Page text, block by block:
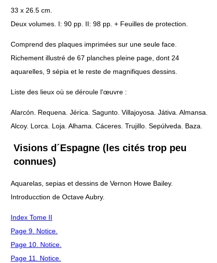
33 x 26.5 cm.
Deux volumes. I: 90 pp. II: 98 pp. + Feuilles de protection.
Comprend des plaques imprimées sur une seule face.
Richement illustré de 67 planches pleine page, dont 24
aquarelles, 9 sépia et le reste de magnifiques dessins.
Liste des lieux où se déroule l'œuvre :
Alarcón. Requena. Jérica. Sagunto. Villajoyosa. Játiva. Almansa.
Alcoy. Lorca. Loja. Alhama. Cáceres. Trujillo. Sepúlveda. Baza.
Visions d´Espagne (les cités trop peu
connues)
Aquarelas, sepias et dessins de Vernon Howe Bailey.
Introducction de Octave Aubry.
Index Tome II
Page 9. Notice.
Page 10. Notice.
Page 11. Notice.